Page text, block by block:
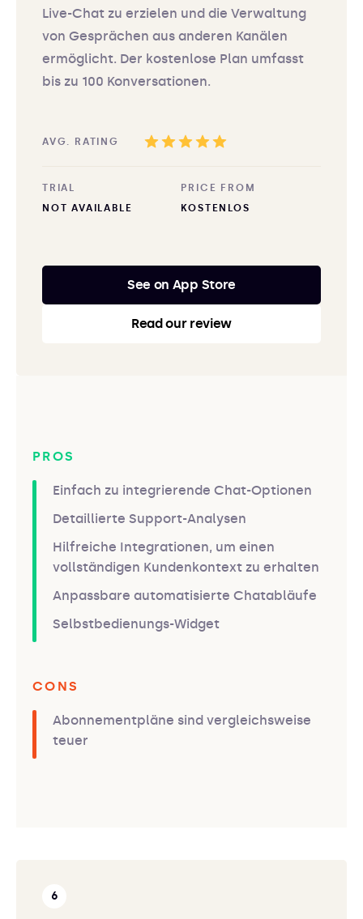
Live-Chat zu erzielen und die Verwaltung
von Gesprächen aus anderen Kanälen
ermöglicht. Der kostenlose Plan umfasst
bis zu 100 Konversationen.
AVG. RATING
TRIAL
NOT AVAILABLE
PRICE FROM
KOSTENLOS
See on App Store
Read our review
PROS
Einfach zu integrierende Chat-Optionen
Detaillierte Support-Analysen
Hilfreiche Integrationen, um einen
vollständigen Kundenkontext zu erhalten
Anpassbare automatisierte Chatabläufe
Selbstbedienungs-Widget
CONS
Abonnementpläne sind vergleichsweise
teuer